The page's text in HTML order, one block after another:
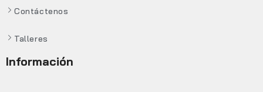
Contáctenos
Talleres
Información